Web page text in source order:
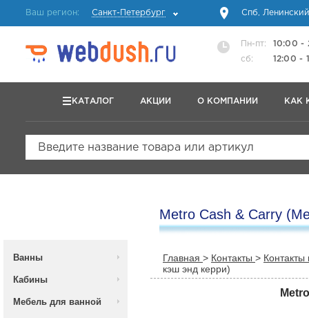
Ваш регион: Санкт-Петербург Спб,
Пн-пт:
10:00 -
сб:
12:00 -
КАТАЛОГ АКЦИИ О КОМПАНИИ КАК
Введите название товара или артикул
Metro Cash & Carry
Ванны
Кабины
Мебель для ванной
Главная > Контакты > Контакты
кэш энд керри)